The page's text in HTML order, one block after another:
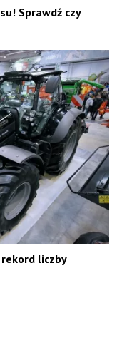
Sprawdź czy
liczby